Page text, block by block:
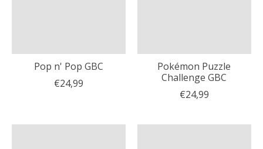
Pop n' Pop GBC
€24,99
Pokémon Puzzle
Challenge GBC
€24,99